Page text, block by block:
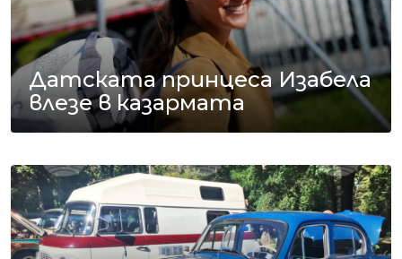
Датската принцеса Изабела
влезе в казармата